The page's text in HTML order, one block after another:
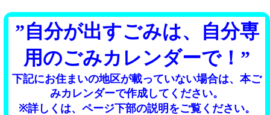
”自分が出すごみは、自分専
用のごみカレンダーで！”
下記にお住まいの地区が載っていない場合は、本ご
みカレンダーで作成してください。
※詳しくは、ページ下部の説明をご覧ください。